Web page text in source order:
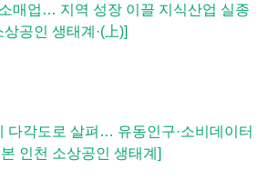
매업… 지역 성장 이끌 지식산업 실종
공인 생태계·(上)]
다각도로 살펴… 유동인구·소비데이터
인천 소상공인 생태계]